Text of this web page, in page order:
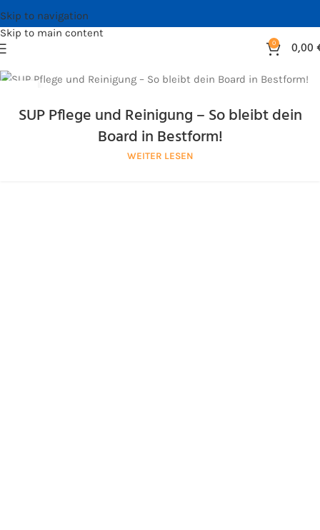
Skip to navigation
Skip to main content
0 0,00
SUP Pflege und Reinigung – So bleibt dein
Board in Bestform!
WEITER LESEN